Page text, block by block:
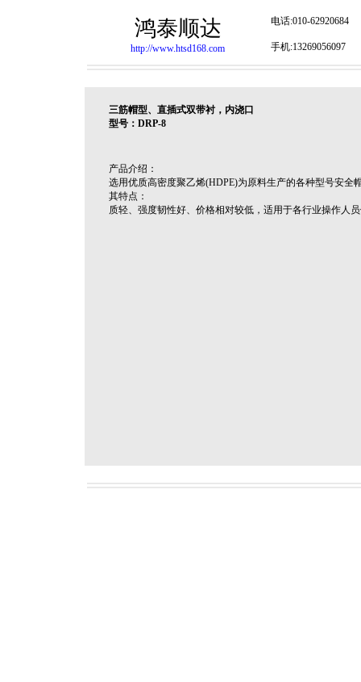
鸿泰顺达
http://www.htsd168.com
电话:010-62920684
手机:13269056097
三筋帽型、直插式双带衬，内浇口
型号：DRP-8
产品介绍：
选用优质高密度聚乙烯(HDPE)为原料生产的各种型号安全
其特点：
质轻、强度韧性好、价格相对较低，适用于各行业操作人